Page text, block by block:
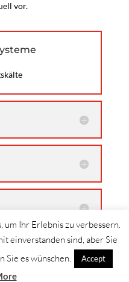
vor.
Ihr Erlebnis zu verbessern.
einverstanden sind, aber Sie
Sie es wünschen.
Accept